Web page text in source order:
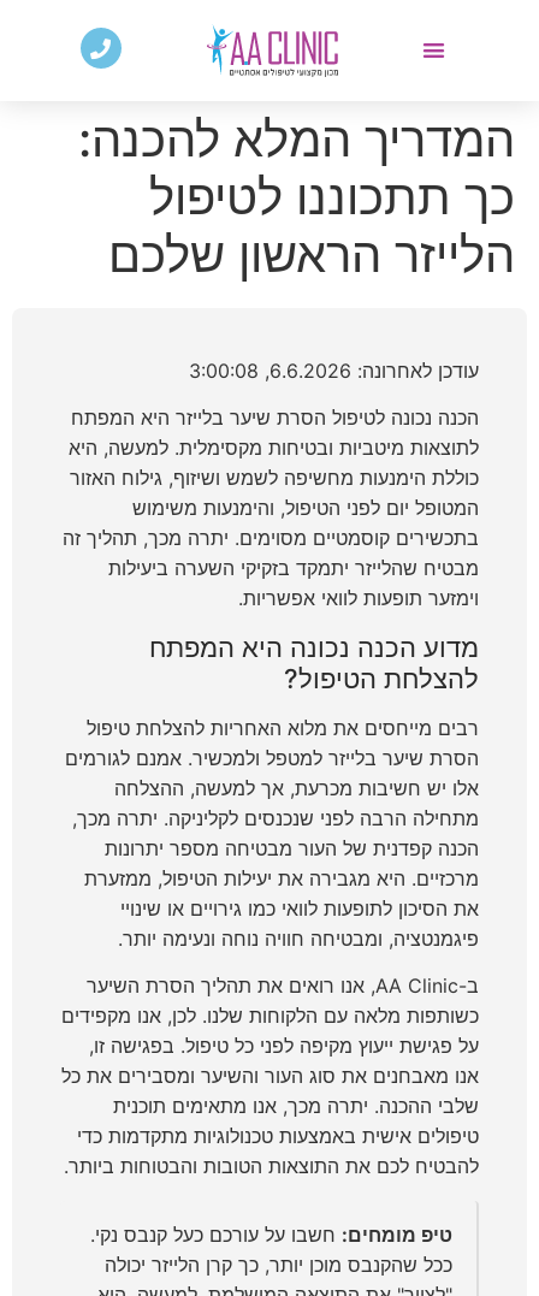
המדריך המלא להכנה:
כך תתכוננו לטיפול
הלייזר הראשון שלכם
עודכן לאחרונה: 6.6.2026, 3:00:08
הכנה נכונה לטיפול הסרת שיער בלייזר היא המפתח
לתוצאות מיטביות ובטיחות מקסימלית. למעשה, היא
כוללת הימנעות מחשיפה לשמש ושיזוף, גילוח האזור
המטופל יום לפני הטיפול, והימנעות משימוש
בתכשירים קוסמטיים מסוימים. יתרה מכך, תהליך זה
מבטיח שהלייזר יתמקד בזקיקי השערה ביעילות
וימזער תופעות לוואי אפשריות.
מדוע הכנה נכונה היא המפתח
להצלחת הטיפול?
רבים מייחסים את מלוא האחריות להצלחת טיפול
הסרת שיער בלייזר למטפל ולמכשיר. אמנם לגורמים
אלו יש חשיבות מכרעת, אך למעשה, ההצלחה
מתחילה הרבה לפני שנכנסים לקליניקה. יתרה מכך,
הכנה קפדנית של העור מבטיחה מספר יתרונות
מרכזיים. היא מגבירה את יעילות הטיפול, ממזערת
את הסיכון לתופעות לוואי כמו גירויים או שינויי
פיגמנטציה, ומבטיחה חוויה נוחה ונעימה יותר.
ב-AA Clinic, אנו רואים את תהליך הסרת השיער
כשותפות מלאה עם הלקוחות שלנו. לכן, אנו מקפידים
על פגישת ייעוץ מקיפה לפני כל טיפול. בפגישה זו,
אנו מאבחנים את סוג העור והשיער ומסבירים את כל
שלבי ההכנה. יתרה מכך, אנו מתאימים תוכנית
טיפולים אישית באמצעות טכנולוגיות מתקדמות כדי
להבטיח לכם את התוצאות הטובות והבטוחות ביותר.
טיפ מומחים: חשבו על עורכם כעל קנבס נקי.
ככל שהקנבס מוכן יותר, כך קרן הלייזר יכולה